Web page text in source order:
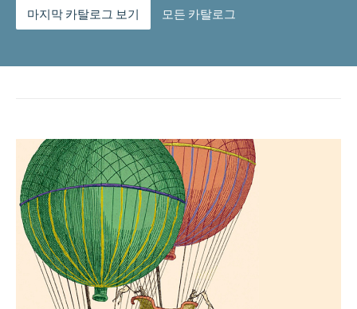
마지막 카탈로그 보기 모든 카탈로그